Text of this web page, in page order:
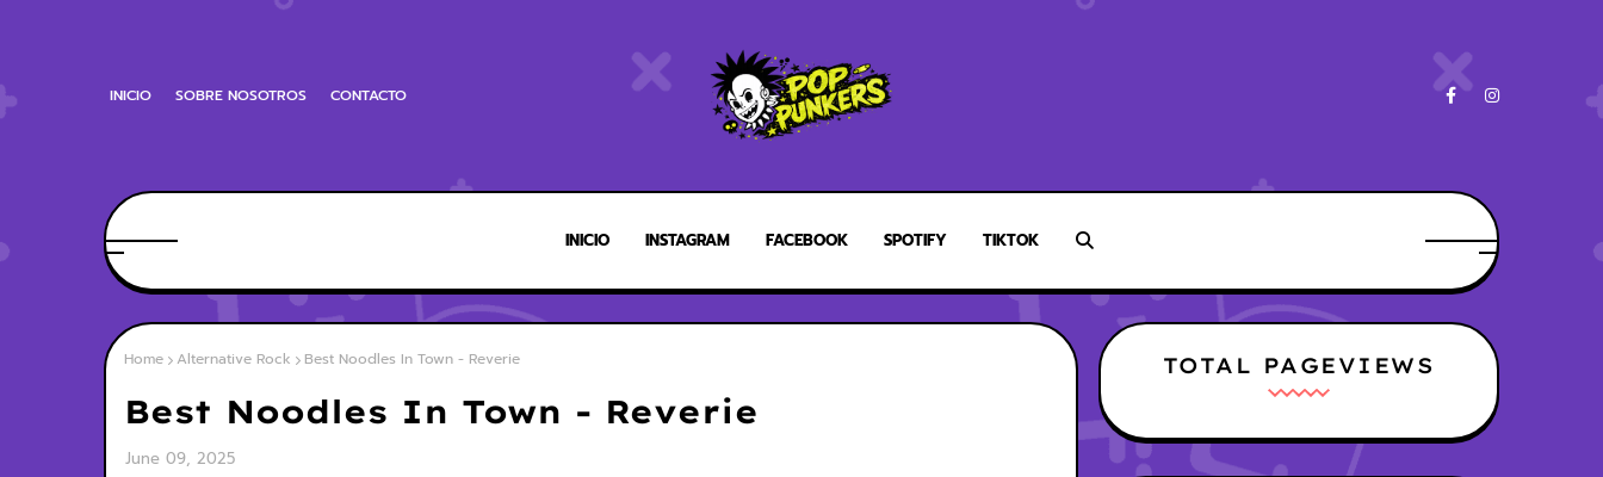
INICIO SOBRE NOSOTROS CONTACTO
INICIO INSTAGRAM FACEBOOK SPOTIFY TIKTOK
Home Alternative Rock Best Noodles In Town - Reverie
Best Noodles In Town - Reverie
June 09, 2025
TOTAL PAGEVIEWS